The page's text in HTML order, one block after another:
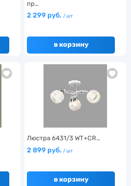
пр…
2 299 руб. / шт
в корзину
Люстра 6431/3 WT+CR…
2 899 руб. / шт
в корзину